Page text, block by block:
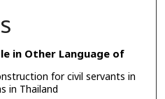
in Other Language of
for civil servants in
in Thailand